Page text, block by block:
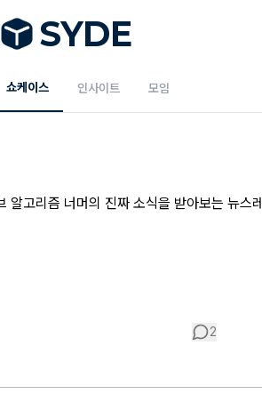
SYDE
쇼케이스 인사이트 모임
즘 너머의 진짜 소식을 받아보는 뉴스레터. 가장 핫
2